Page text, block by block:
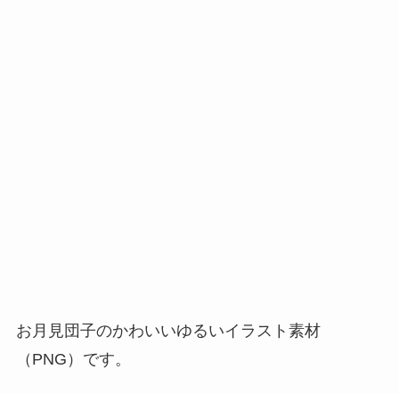
お月見団子のかわいいゆるいイラスト素材
（PNG）です。